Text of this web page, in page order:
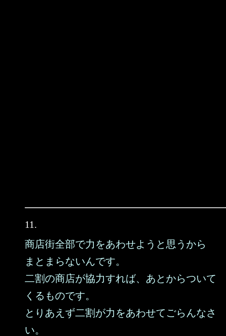
11.
商店街全部で力をあわせようと思うから
まとまらないんです。
二割の商店が協力すれば、あとからついて
くるものです。
とりあえず二割が力をあわせてごらんなさ
い。